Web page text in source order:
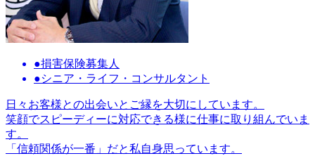
●損害保険募集人
●シニア・ライフ・コンサルタント
日々お客様との出会いとご縁を大切にしています。
笑顔でスピーディーに対応できる様に仕事に取り組んでいま
す。
「信頼関係が一番」だと私自身思っています。